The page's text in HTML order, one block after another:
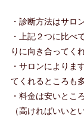
・診断方法はサロ
・上記２つに比べ
りに向き合ってく
・サロンによりま
てくれるところも
・料金は安いとこ
（高ければいいと